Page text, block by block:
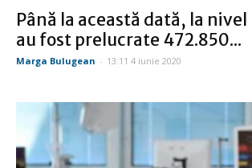
Până la această dată, la
au fost prelucrate 472.850...
Marga Bulugean - 13:11 4 iunie 2020